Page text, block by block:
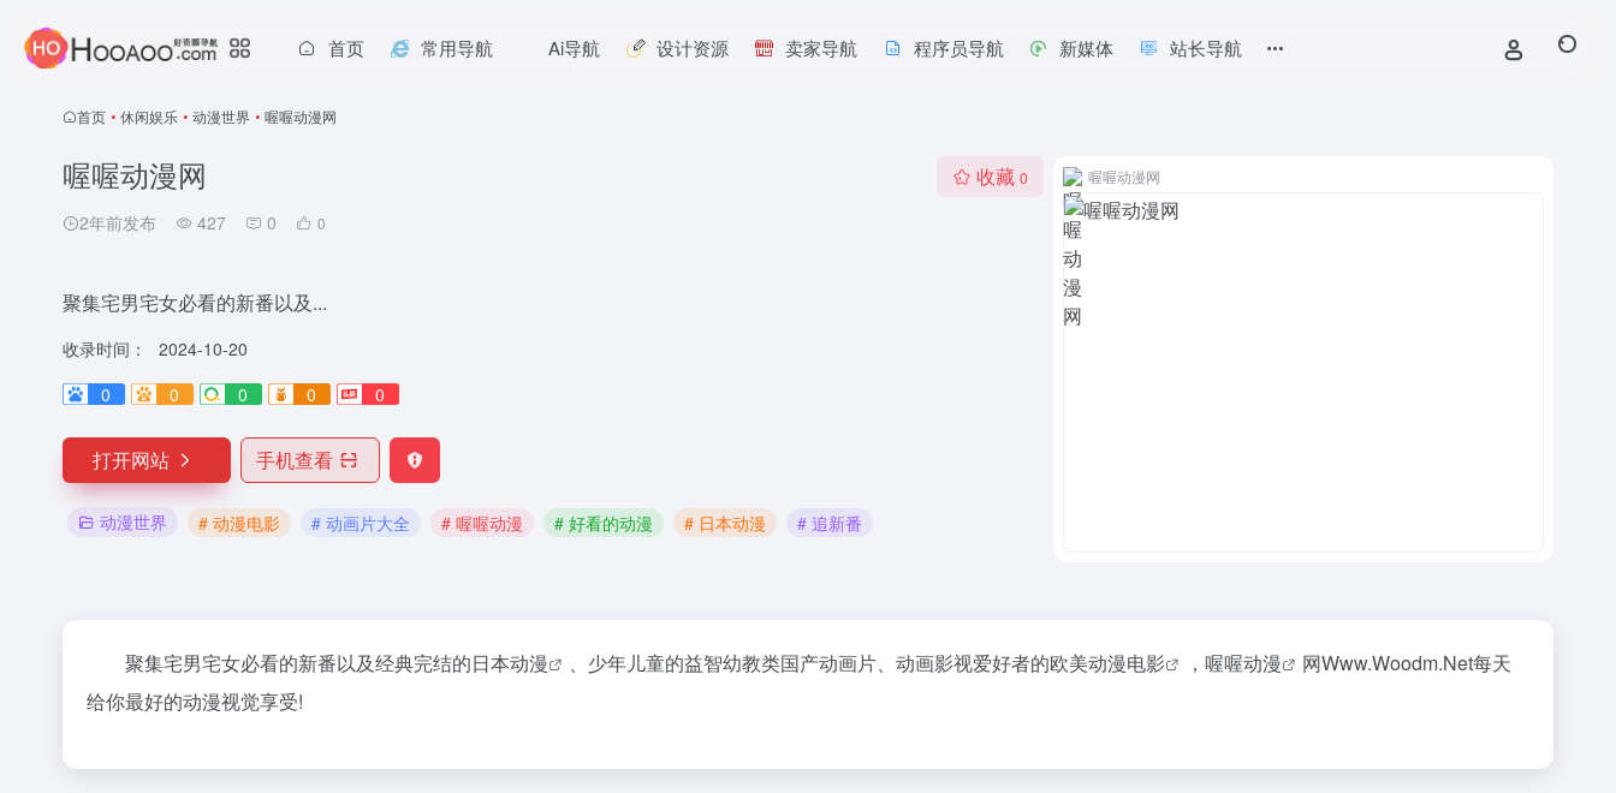
首页 常用导航 Ai导航 设计资源 卖家导航 程序员导航 新媒体 站长导航
首页 • 休闲娱乐 • 动漫世界 • 喔喔动漫网
喔喔动漫网
2年前发布 427 0 0
收藏 0
聚集宅男宅女必看的新番以及...
收录时间：
2024-10-20
0
0 0 0 0
打开网站 手机查看
动漫世界 # 动漫电影 # 动画片大全 # 喔喔动漫 # 好看的动漫 # 日本动漫 # 追新番
喔喔动漫网
聚集宅男宅女必看的新番以及经典完结的日本动漫 、少年儿童的益智幼教类国产动画片、动画影视爱好者的欧美动漫电影 ， 喔喔动漫
网Www.Woodm.Net每天
给你最好的动漫视觉享受!